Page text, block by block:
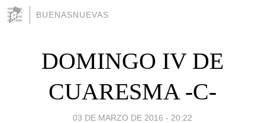
BUENASNUEVAS
DOMINGO IV DE
CUARESMA -C-
03 DE MARZO DE 2016 - 20:22